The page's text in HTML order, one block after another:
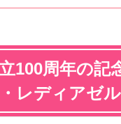
100周年の記
レディアゼル